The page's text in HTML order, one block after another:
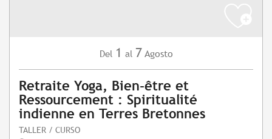
Del 1 al 7 Agosto
Retraite Yoga, Bien-être et
Ressourcement : Spiritualité
indienne en Terres Bretonnes
TALLER / CURSO